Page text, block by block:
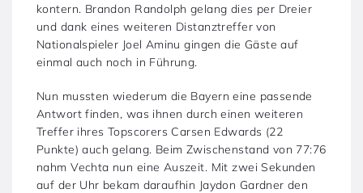
kontern. Brandon Randolph gelang dies per Dreier
und dank eines weiteren Distanztreffer von
Nationalspieler Joel Aminu gingen die Gäste auf
einmal auch noch in Führung.
Nun mussten wiederum die Bayern eine passende
Antwort finden, was ihnen durch einen weiteren
Treffer ihres Topscorers Carsen Edwards (22
Punkte) auch gelang. Beim Zwischenstand von 77:76
nahm Vechta nun eine Auszeit. Mit zwei Sekunden
auf der Uhr bekam daraufhin Jaydon Gardner den